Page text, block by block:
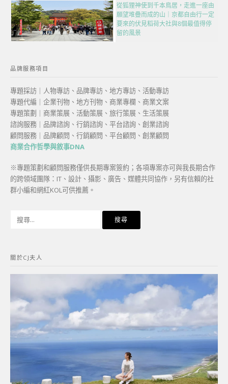
從狐狸神使到千本鳥居，走進一座由
願望堆疊而成的山｜京都自由行一定
要來的伏見稻荷大社與8個最值得停
留的風景
品牌服務項目
專題採訪｜人物專訪、品牌專訪、地方專訪、活動專訪
專題代編｜企業刊物、地方刊物、商業專欄、商業文案
專題策劃｜商業策展、活動策展、旅行策展、生活策展
諮詢服務｜品牌諮詢、行銷諮詢、平台諮詢、創業諮詢
顧問服務｜品牌顧問、行銷顧問、平台顧問、創業顧問
商業合作哲學與敘事DNA
※專題策劃和顧問服務僅供長期專案簽約；各項專案亦可與我長期合作
的跨領域團隊：IT、設計、攝影、廣告、媒體共同協作，另有信賴的社
群小編和網紅KOL可供推薦。
字:
關於CJ夫人